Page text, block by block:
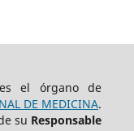
el órgano de
DE MEDICINA.
su Responsable